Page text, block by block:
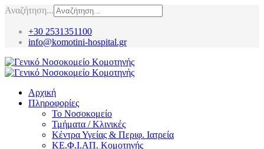
Αναζήτηση...
+30 2531351100
info@komotini-hospital.gr
Αρχική
Πληροφορίες
Το Νοσοκομείο
Τμήματα / Κλινικές
Κέντρα Υγείας & Περιφ. Ιατρεία
ΚΕ.Φ.Ι.ΑΠ. Κομοτηνής